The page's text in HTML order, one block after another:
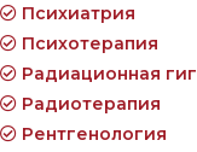
Психиатрия
Психотерапия
Радиационная
Радиотерапия
Рентгенология